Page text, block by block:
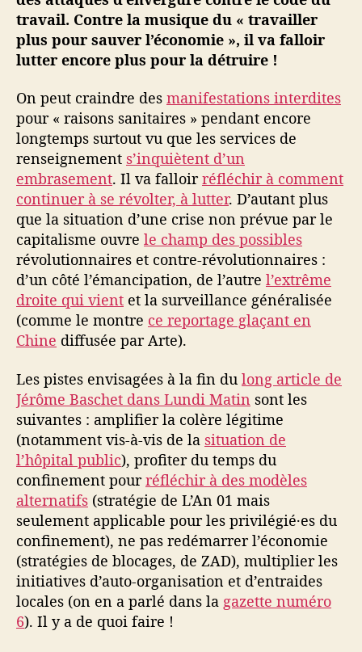
e
c
t
v
e
s
e
t
t
r
a
v
a
i
l
travail. Contre la musique du « travailler
plus pour sauver l’économie », il va falloir
lutter encore plus pour la détruire !
On peut craindre des manifestations interdites
pour « raisons sanitaires » pendant encore
longtemps surtout vu que les services de
renseignement s’inquiètent d’un
embrasement. Il va falloirréfléchir à comment
continuer à se révolter, à lutter. D’autant plus
que la situation d’une crise non prévue par le
capitalisme ouvre le champ des possibles
révolutionnaires et contre-révolutionnaires :
d’un côté l’émancipation, de l’autre l’extrême
droite qui vient et la surveillance généralisée
(comme le montre ce reportage glaçant en
Chine diffusée par Arte).
Les pistes envisagées à la fin du long article de
Jérôme Baschet dans Lundi Matin sont les
suivantes : amplifier la colère légitime
(notamment vis-à-vis de la situation de
l’hôpital public), profiter du temps du
confinement pourréfléchir à des modèles
alternatifs (stratégie de L’An 01 mais
seulement applicable pour les privilégié·es du
confinement), ne pas redémarrer l’économie
(stratégies de blocages, de ZAD), multiplier les
initiatives d’auto-organisation et d’entraides
locales (on en a parlé dans la gazette numéro
6). Il y a de quoi faire !